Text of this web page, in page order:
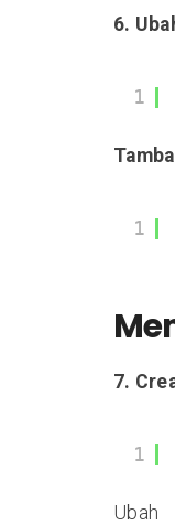
6.
1
1
7.
1
Ubah